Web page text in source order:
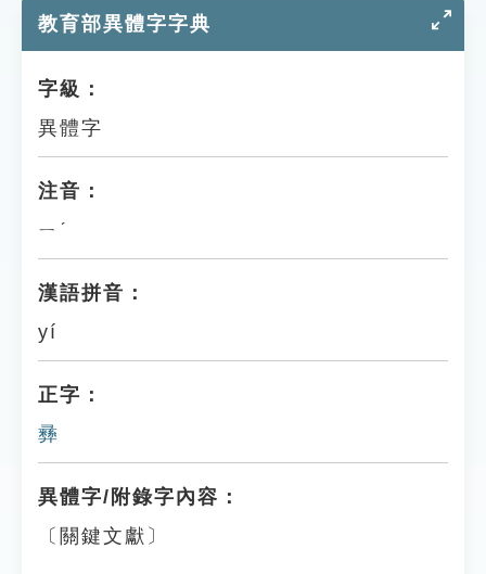
貓頭鷹博士
教育部異體字字典
字級：
異體字
注音：
ㄧˊ
漢語拼音：
yí
正字：
彞
異體字/附錄字內容：
〔關鍵文獻〕